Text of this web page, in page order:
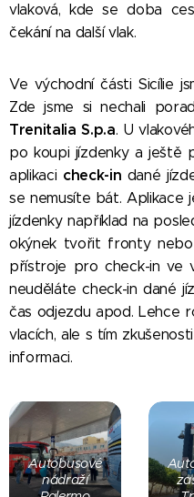
vlaková, kde se doba
čekání na další vlak.
Ve východní části Sicílie
Zde jsme si nechali
Trenitalia S.p.a. U
po koupi jízdenky a ještě
aplikaci check-in dané
se nemusíte bát. Aplikace
jízdenky například na
okýnek tvořit fronty
přístroje pro check-in ve
neuděláte check-in dané
čas odjezdu apod. Lehce
vlacích, ale s tím
informaci.
Autobusové
nádraží